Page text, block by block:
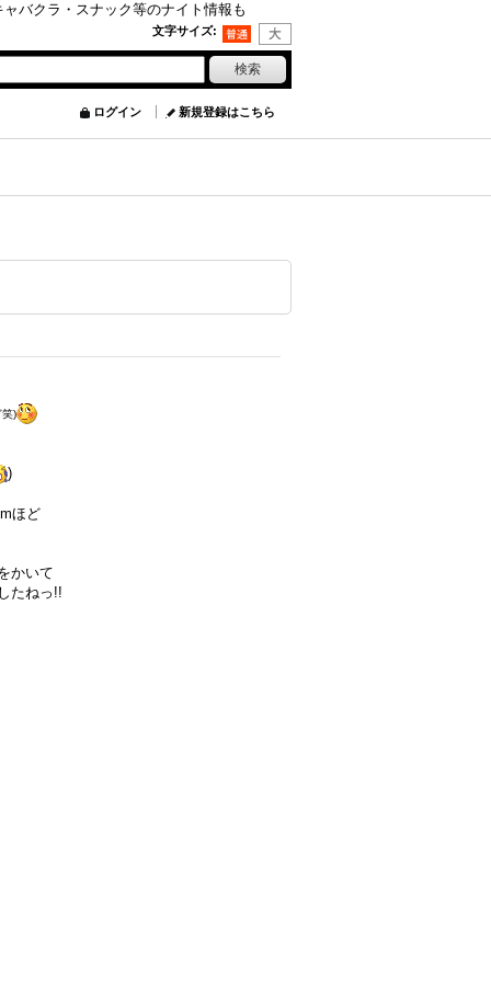
バクラ・スナック等のナイト情報も
文字サイズ:
ログイン 新規登録はこちら
笑)
)
ほど
かいて
たねっ!!